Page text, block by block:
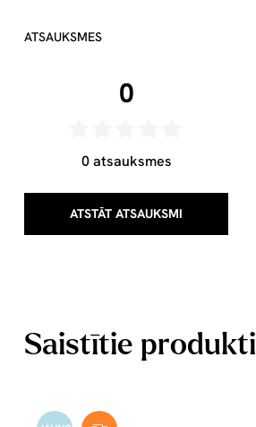
ATSAUKSMES
0
0 atsauksmes
ATSTĀT ATSAUKSMI
Saistītie produkti